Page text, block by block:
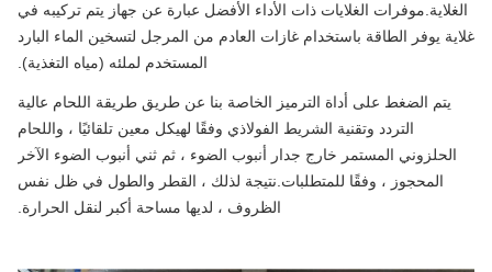
الغلايات ذات الأداء الأفضل عبارة عن جهاز يتم تركيبه في
يوفر الطاقة باستخدام غازات العادم من المرجل لتسخين الماء البارد
المستخدم لملئه (مياه التغذية).
يتم الضغط على أداة الترميز الخاصة بنا عن طريق طريقة اللحام عالية
التردد وتقنية الشريط الفولاذي وفقًا لهيكل معين تلقائيًا ، واللحام
الحلزوني المستمر خارج جدار أنبوب الضوء ، ثم ثني أنبوب الضوء الآخر
المحجوز ، وفقًا للمتطلبات.نتيجة لذلك ، القطر والطول في ظل نفس
الظروف ، لديها مساحة أكبر لنقل الحرارة.